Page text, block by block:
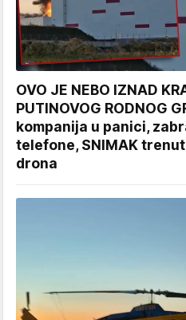
OVO JE NEBO IZNAD
PUTINOVOG RODNOG
kompanija u panici,
telefone, SNIMAK
drona